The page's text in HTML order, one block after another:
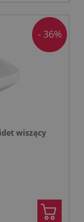
wiszący
- 36%